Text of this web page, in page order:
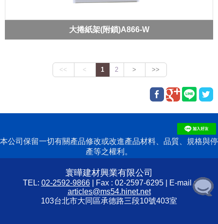
大捲紙架(附鎖)A866-W
本公司保留一切有關產品修改或改進產品材料、品質、規格與停
產等之權利。
寰曄建材興業有限公司
TEL: 02-2592-9866| Fax : 02-2597-6295 | E-mail :
articles@ms54.hinet.net
103台北市大同區承德路三段10號403室